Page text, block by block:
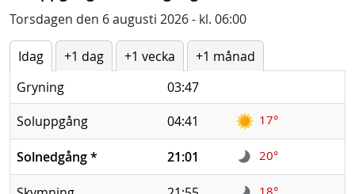
Torsdagen den 6 augusti 2026 - kl. 06:00
Idag +1 dag +1 vecka
+1 månad
Gryning
03:47
Soluppgång
04:41 17°
Solnedgång* 21:01 20°